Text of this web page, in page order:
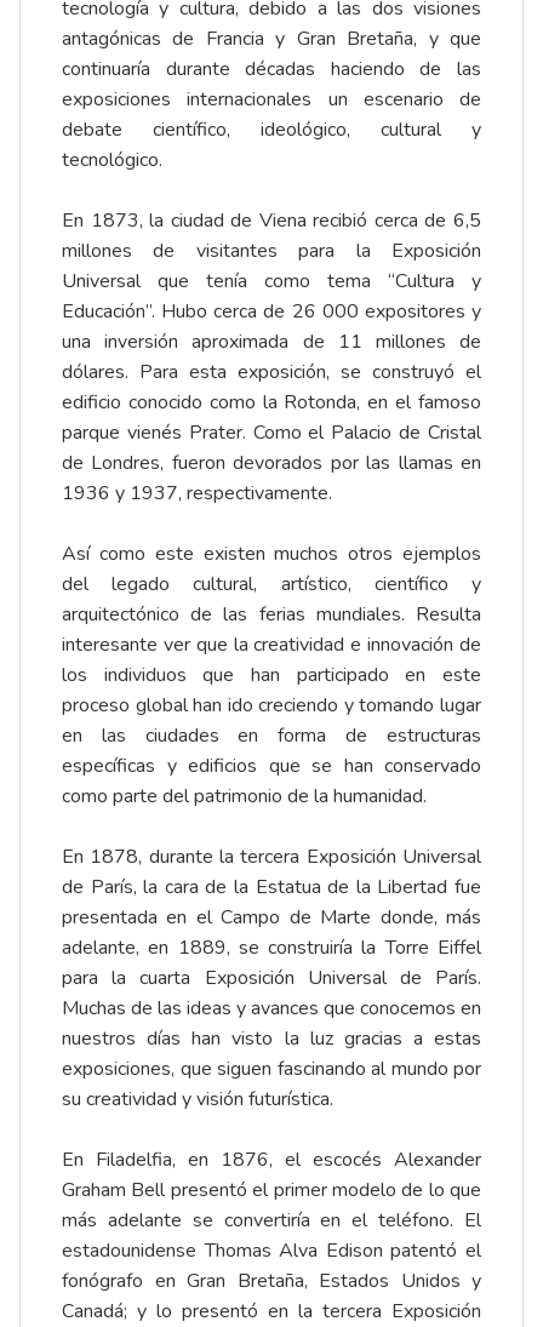
tecnología y cultura, debido a las dos visiones
antagónicas de Francia y Gran Bretaña, y que
continuaría durante décadas haciendo de las
exposiciones internacionales un escenario de
debate científico, ideológico, cultural y
tecnológico.
En 1873, la ciudad de Viena recibió cerca de 6,5
millones de visitantes para la Exposición
Universal que tenía como tema “Cultura y
Educación”. Hubo cerca de 26 000 expositores y
una inversión aproximada de 11 millones de
dólares. Para esta exposición, se construyó el
edificio conocido como la Rotonda, en el famoso
parque vienés Prater. Como el Palacio de Cristal
de Londres, fueron devorados por las llamas en
1936 y 1937, respectivamente.
Así como este existen muchos otros ejemplos
del legado cultural, artístico, científico y
arquitectónico de las ferias mundiales. Resulta
interesante ver que la creatividad e innovación de
los individuos que han participado en este
proceso global han ido creciendo y tomando lugar
en las ciudades en forma de estructuras
específicas y edificios que se han conservado
como parte del patrimonio de la humanidad.
En 1878, durante la tercera Exposición Universal
de París, la cara de la Estatua de la Libertad fue
presentada en el Campo de Marte donde, más
adelante, en 1889, se construiría la Torre Eiffel
para la cuarta Exposición Universal de París.
Muchas de las ideas y avances que conocemos en
nuestros días han visto la luz gracias a estas
exposiciones, que siguen fascinando al mundo por
su creatividad y visión futurística.
En Filadelfia, en 1876, el escocés Alexander
Graham Bell presentó el primer modelo de lo que
más adelante se convertiría en el teléfono. El
estadounidense Thomas Alva Edison patentó el
fonógrafo en Gran Bretaña, Estados Unidos y
Canadá; y lo presentó en la tercera Exposición